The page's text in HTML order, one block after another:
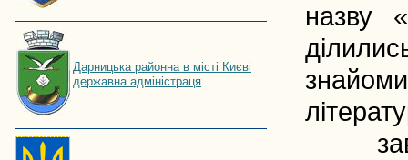
Дарницька районна в місті Києві
державна адміністраця
назву